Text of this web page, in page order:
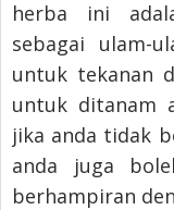
herba ini
sebagai ulam-
untuk tekanan
untuk ditanam
jika anda tidak
anda juga
berhampiran